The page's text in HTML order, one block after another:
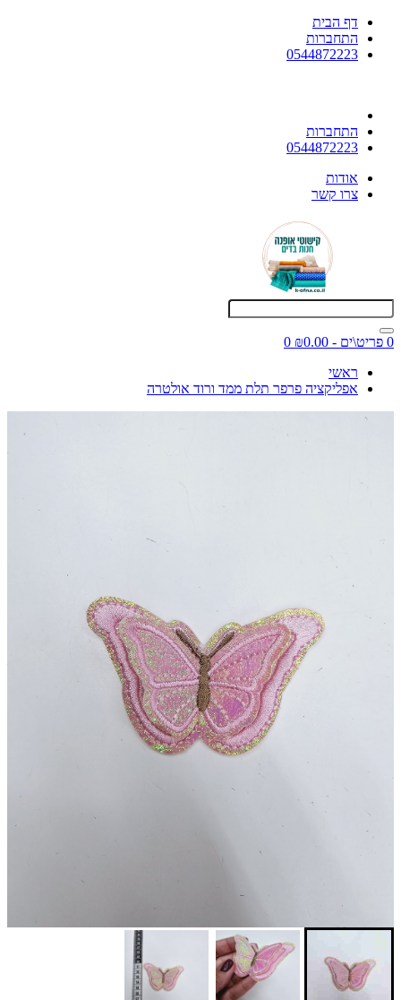
דף הבית
התחברות
0544872223
התחברות
0544872223
אודות
צרו קשר
0 פריט\ים - ₪0.00
0
ראשי
אפליקציה פרפר תלת ממד ורוד אולטרה